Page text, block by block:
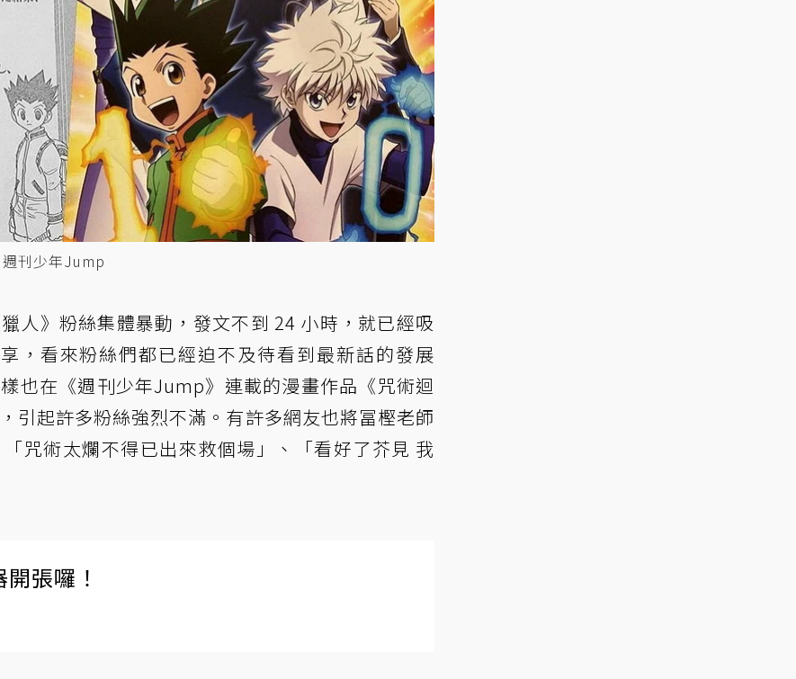
刊少年Jump
人》粉絲集體暴動，發文不到 24 小時，就已經吸
，看來粉絲們都已經迫不及待看到最新話的發展
也在《週刊少年Jump》連載的漫畫作品《咒術迴
引起許多粉絲強烈不滿。有許多網友也將冨樫老師
咒術太爛不得已出來救個場」、「看好了芥見 我
張囉！